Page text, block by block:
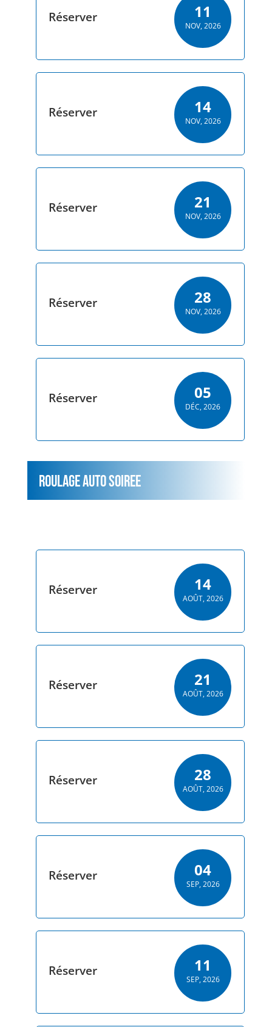
11
NOV, 2026
Réserver
14
NOV, 2026
Réserver
21
NOV, 2026
Réserver
28
NOV, 2026
Réserver
05
DÉC, 2026
Réserver
ROULAGE AUTO SOIREE
14
AOÛT, 2026
Réserver
21
AOÛT, 2026
Réserver
28
AOÛT, 2026
Réserver
04
SEP, 2026
Réserver
11
SEP, 2026
Réserver